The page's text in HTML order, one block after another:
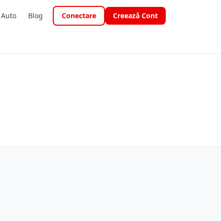
Blog Conectare Creează Cont